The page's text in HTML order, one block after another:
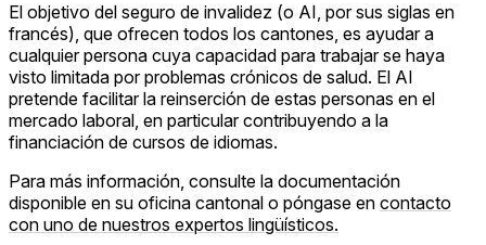
El objetivo del seguro de invalidez (o AI, por sus siglas en
francés), que ofrecen todos los cantones, es ayudar a
cualquier persona cuya capacidad para trabajar se haya
visto limitada por problemas crónicos de salud. El AI
pretende facilitar la reinserción de estas personas en el
mercado laboral, en particular contribuyendo a la
financiación de cursos de idiomas.
Para más información, consulte la documentación
disponible en su oficina cantonal o póngase en contacto
con uno de nuestros expertos lingüísticos.